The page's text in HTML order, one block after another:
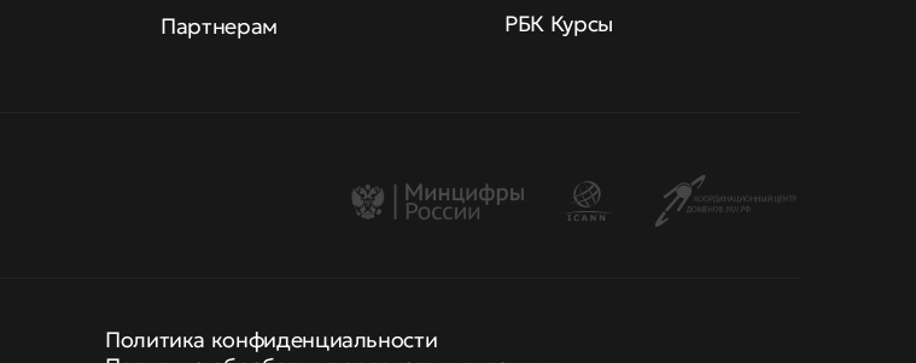
Партнерам
РБК Курсы
Политика конфиденциальности